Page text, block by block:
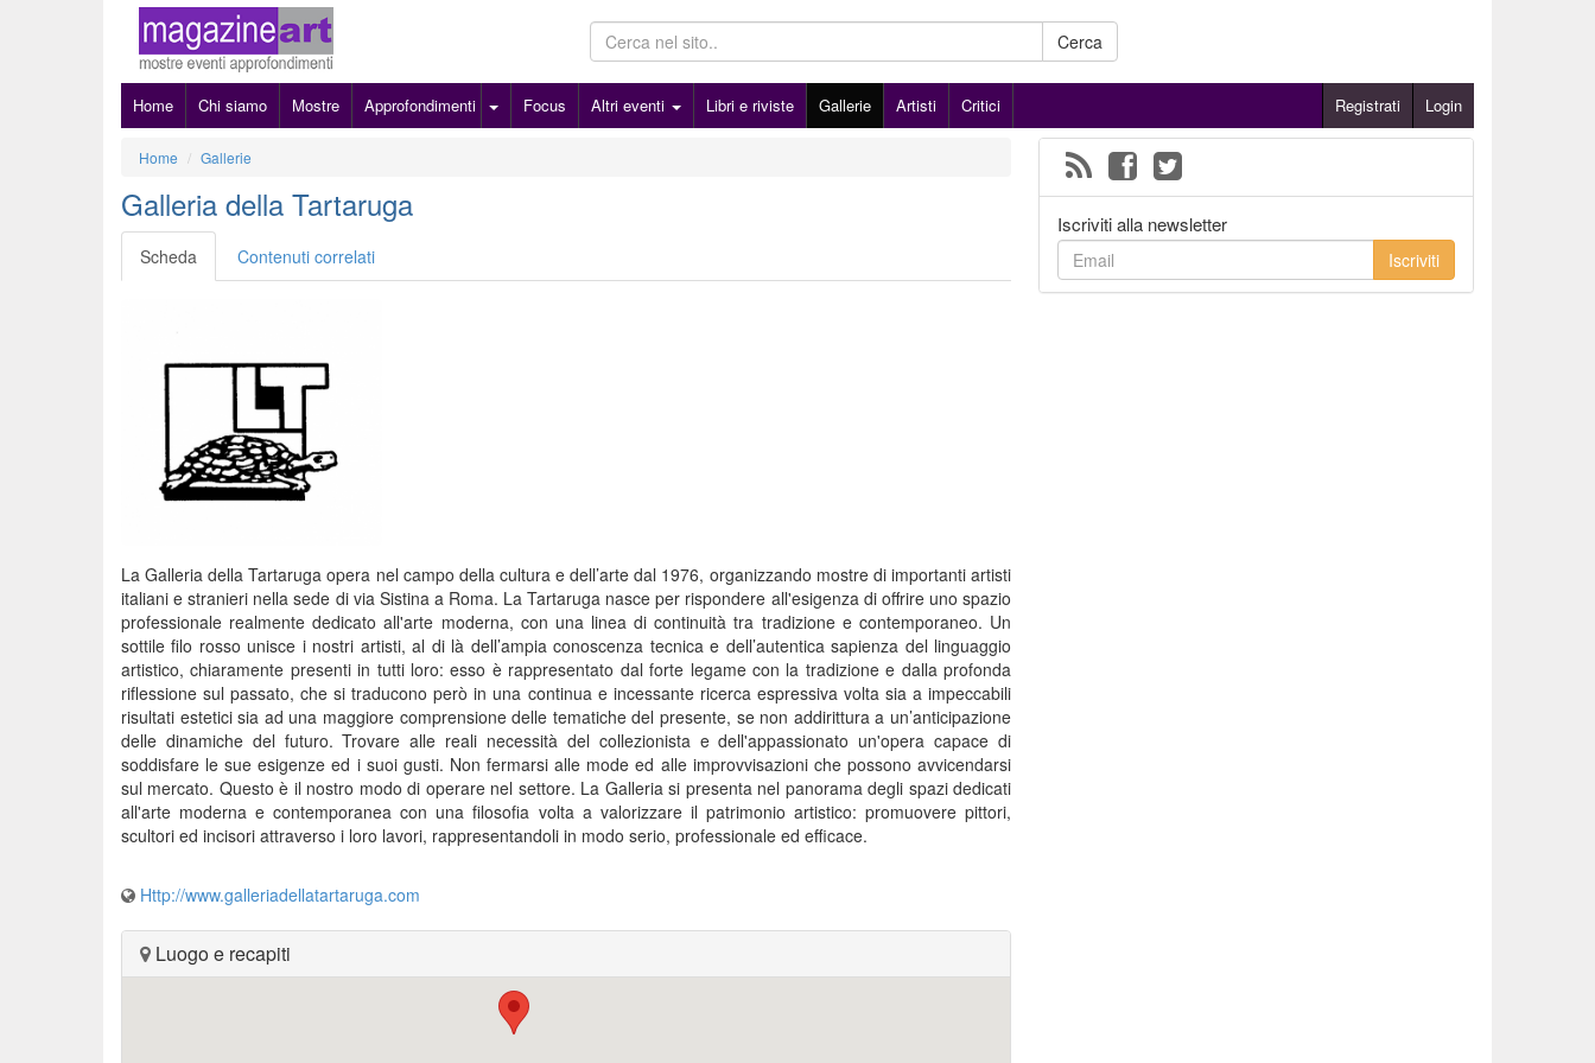
Cerca
Home Chi siamo Mostre Approfondimenti Focus Altri eventi Libri e riviste Gallerie Artisti Critici Registrati Login
Home Gallerie
Galleria della Tartaruga
Scheda Contenuti correlati
La Galleria della Tartaruga opera nel campo della cultura e dell’arte dal 1976, organizzando mostre di importanti artisti
italiani e stranieri nella sede di via Sistina a Roma. La Tartaruga nasce per rispondere all'esigenza di offrire uno spazio
professionale realmente dedicato all'arte moderna, con una linea di continuità tra tradizione e contemporaneo. Un
sottile filo rosso unisce i nostri artisti, al di là dell’ampia conoscenza tecnica e dell’autentica sapienza del linguaggio
artistico, chiaramente presenti in tutti loro: esso è rappresentato dal forte legame con la tradizione e dalla profonda
riflessione sul passato, che si traducono però in una continua e incessante ricerca espressiva volta sia a impeccabili
risultati estetici sia ad una maggiore comprensione delle tematiche del presente, se non addirittura a un’anticipazione
delle dinamiche del futuro. Trovare alle reali necessità del collezionista e dell'appassionato un'opera capace di
soddisfare le sue esigenze ed i suoi gusti. Non fermarsi alle mode ed alle improvvisazioni che possono avvicendarsi
sul mercato. Questo è il nostro modo di operare nel settore. La Galleria si presenta nel panorama degli spazi dedicati
all'arte moderna e contemporanea con una filosofia volta a valorizzare il patrimonio artistico: promuovere pittori,
scultori ed incisori attraverso i loro lavori, rappresentandoli in modo serio, professionale ed efficace.
Http://www.galleriadellatartaruga.com
Luogo e recapiti
Iscriviti alla newsletter
Iscriviti